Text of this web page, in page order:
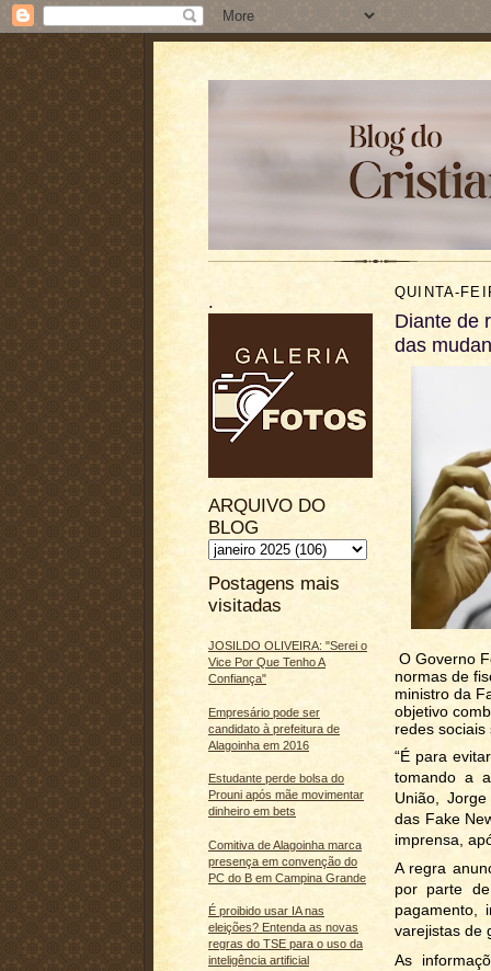
.
ARQUIVO DO
BLOG
Postagens mais
visitadas
JOSILDO OLIVEIRA: "Serei o
Vice Por Que Tenho A
Confiança"
Empresário pode ser
candidato à prefeitura de
Alagoinha em 2016
Estudante perde bolsa do
Prouni após mãe movimentar
dinheiro em bets
Comitiva de Alagoinha marca
presença em convenção do
PC do B em Campina Grande
É proibido usar IA nas
eleições? Entenda as novas
regras do TSE para o uso da
inteligência artificial
QUINTA-
Diante de
das
O Governo
normas de
ministro da
objetivo
redes
“É para
tomando a
União,
das Fake
imprensa,
A regra
por parte
pagamento,
varejistas de
As